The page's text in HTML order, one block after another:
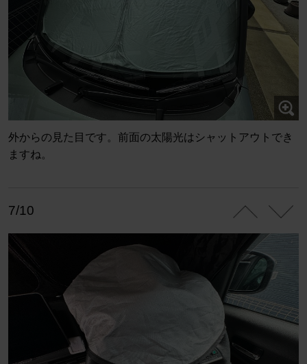
外からの見た目です。前面の太陽光はシャットアウトでき
ますね。
7/10